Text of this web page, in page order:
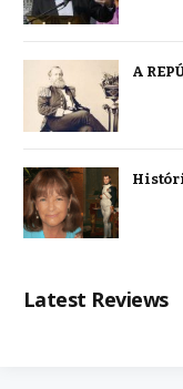
A
Latest Reviews